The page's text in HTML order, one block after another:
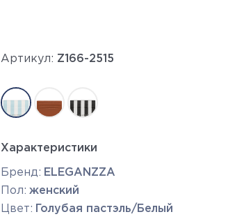
Артикул: Z166-2515
Характеристики
Бренд: ELEGANZZA
Пол: женский
Цвет:
Голубая пастэль/Белый